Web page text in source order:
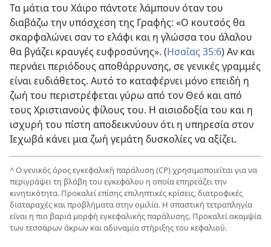
Τα μάτια του Χάιρο πάντοτε λάμπουν όταν του
διαβάζω την υπόσχεση της Γραφής: «Ο κουτσός θα
σκαρφαλώνει σαν το ελάφι και η γλώσσα του άλαλου
θα βγάζει κραυγές ευφροσύνης». (Ησαΐας 35:6) Αν και
περνάει περιόδους αποθάρρυνσης, σε γενικές γραμμές
είναι ευδιάθετος. Αυτό το καταφέρνει μόνο επειδή η
ζωή του περιστρέφεται γύρω από τον Θεό και από
τους Χριστιανούς φίλους του. Η αισιοδοξία του και η
ισχυρή του πίστη αποδεικνύουν ότι η υπηρεσία στον
Ιεχωβά κάνει μια ζωή γεμάτη δυσκολίες να αξίζει.
^Ο γενικός όρος εγκεφαλική παράλυση (CP) χρησιμοποιείται για να
περιγράψει τη βλάβη του εγκεφάλου η οποία επηρεάζει την
κινητικότητα. Προκαλεί επίσης επιληπτικές κρίσεις, διατροφικές
διαταραχές και προβλήματα στην ομιλία. Η σπαστική τετραπληγία
είναι η πιο βαριά μορφή εγκεφαλικής παράλυσης. Προκαλεί ακαμψία
των τεσσάρων άκρων και αδυναμία στήριξης του κεφαλιού.